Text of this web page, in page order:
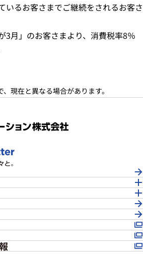
るお客さまでご継続をされるお客さ
3月」のお客さまより、消費税率8％
現在と異なる場合があります。